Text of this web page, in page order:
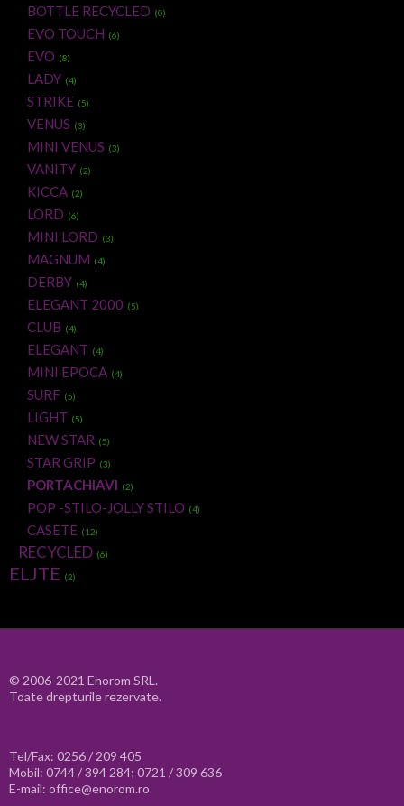
BOTTLE RECYCLED (0)
EVO TOUCH (6)
EVO (8)
LADY (4)
STRIKE (5)
VENUS (3)
MINI VENUS (3)
VANITY (2)
KICCA (2)
LORD (6)
MINI LORD (3)
MAGNUM (4)
DERBY (4)
ELEGANT 2000 (5)
CLUB (4)
ELEGANT (4)
MINI EPOCA (4)
SURF (5)
LIGHT (5)
NEW STAR (5)
STAR GRIP (3)
PORTACHIAVI (2)
POP -STILO-JOLLY STILO (4)
CASETE (12)
RECYCLED (6)
ELJTE (2)
© 2006-2021 Enorom SRL.
Toate drepturile rezervate.
Tel/Fax: 0256 / 209 405
Mobil: 0744 / 394 284; 0721 / 309 636
E-mail: office@enorom.ro